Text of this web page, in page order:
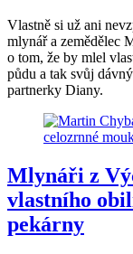
Vlastně si už ani
mlynář a zemědělec
o tom, že by mlel
půdu a tak svůj
partnerky Diany.
Mlynáři z
vlastního
pekárny